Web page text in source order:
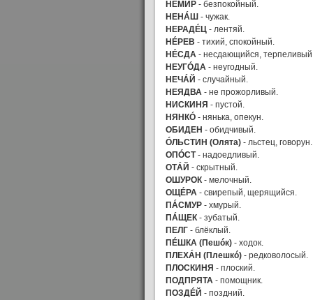
НЕМИР - безпокойный.
НЕНÁШ - чужак.
НЕРАДÉЦ - лентяй.
НÉРЕВ - тихий, спокойный.
НÉСДА - несдающийся,
НЕУГÓДА - неугодный.
НЕЧÁЙ - случайный.
НЕЯДВА - не прожорливый.
НИСКИНЯ - пустой.
НЯНКÓ - нянька, опекун.
ОБИДЕН - обидчивый.
ÓЛЬСТИН (Олята) - льстец, говорун.
ОПÓСТ- надоедливый.
ОТÁЙ - скрытный.
ОШУРОК - мелочный.
ОЩÉРА - свирепый, щерящийся.
ПÁСМУР - хмурый.
ПÁЩЕК - зубатый.
ПЕЛГ - блёклый.
ПÉШКА (Пешóк) - ходок.
ПЛЕХÁН (Плешкó) - редковолосый.
ПЛОСКИНЯ - плоский.
ПОДПРЯТА - помощник.
ПОЗДÉЙ - поздний.